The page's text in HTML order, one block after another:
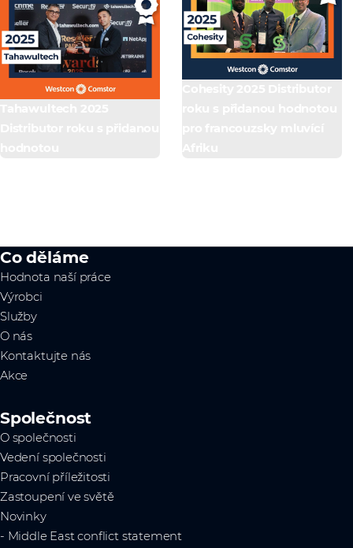
Co děláme
Hodnota naší práce
Výrobci
Služby
O nás
Kontaktujte nás
Akce
Společnost
O společnosti
Vedení společnosti
Pracovní příležitosti
Zastoupení ve světě
Novinky
- Middle East conflict statement